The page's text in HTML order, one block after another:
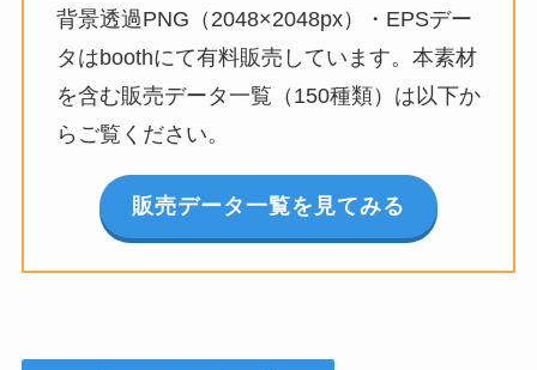
背景透過PNG（2048×2048px）・EPSデー
タはboothにて有料販売しています。本素材
を含む販売データ一覧（150種類）は以下か
らご覧ください。
販売データ一覧を見てみる